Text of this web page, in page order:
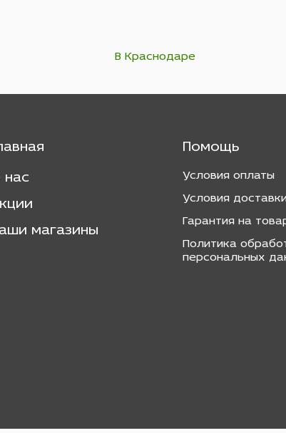
В Краснодаре
нас
магазины
Помощь
Условия оплаты
Условия доставки
Гарантия на
Политика
персональных